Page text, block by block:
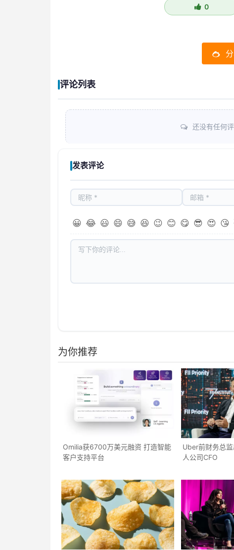
0
评论列表
还没有任何
发表评论
😀 😂 😃 😄 😅 😆 😉 😊 😋 😎 😍 😘
为你推荐
Omilia获6700万美元融资 打造智能
客户支持平台
Uber前财务总
人公司CFO